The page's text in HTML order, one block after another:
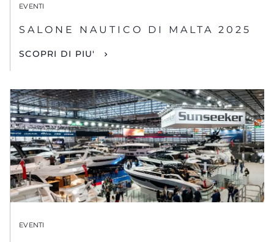
EVENTI
SALONE NAUTICO DI MALTA 2025
SCOPRI DI PIU'
EVENTI